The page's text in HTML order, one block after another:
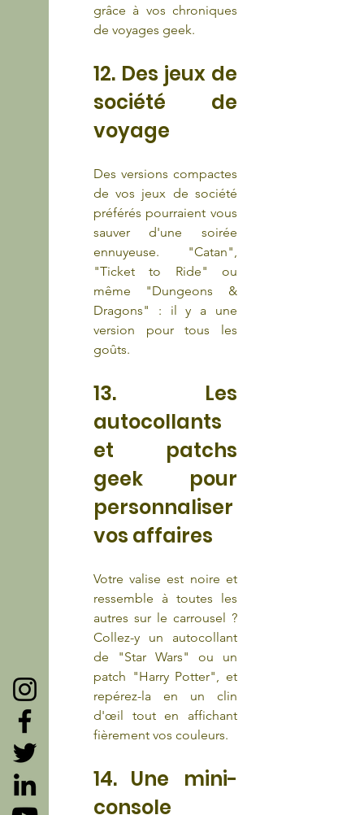
grâce à vos chroniques
de voyages geek.
12. Des jeux de
société de
voyage
Des versions compactes
de vos jeux de société
préférés pourraient vous
sauver d'une soirée
ennuyeuse. "Catan",
"Ticket to Ride" ou
même "Dungeons &
Dragons" : il y a une
version pour tous les
goûts.
13. Les
autocollants
et patchs
geek pour
personnaliser
vos affaires
Votre valise est noire et
ressemble à toutes les
autres sur le carrousel ?
Collez-y un autocollant
de "Star Wars" ou un
patch "Harry Potter", et
repérez-la en un clin
d'œil tout en affichant
fièrement vos couleurs.
14. Une mini-
console